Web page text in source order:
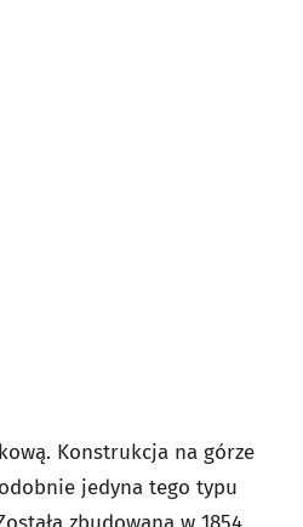
Konstrukcja na górze
jedyna tego typu